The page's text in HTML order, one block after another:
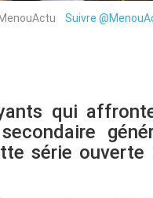
MenouActuSuivre
qui
série ouverte
infographiste
pratique. Dschang